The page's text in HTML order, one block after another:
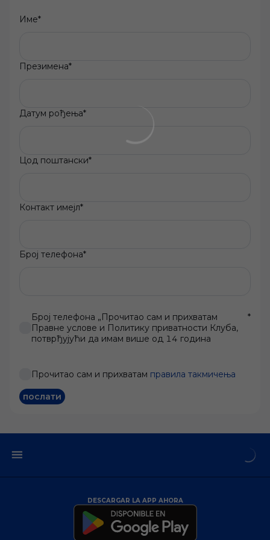
Име*
Презимена*
Датум рођења*
Цод поштански*
Контакт имејл*
Број телефона*
Број телефона „Прочитао сам и прихватам
Правне услове и Политику приватности Клуба,
потврђујући да имам више од 14 година
*
Прочитао сам и прихватам правила такмичења
послати
DESCARGAR LA APP AHORA